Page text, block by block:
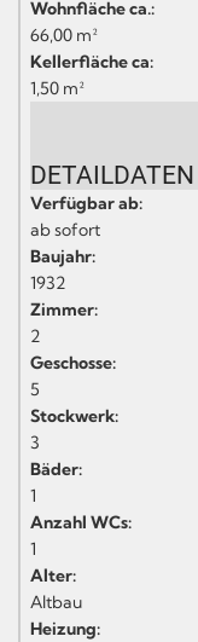
Wohnfläche ca.:
66,00 m²
Kellerfläche ca:
1,50 m²
DETAILDATEN
Verfügbar ab:
ab sofort
Baujahr:
1932
Zimmer:
2
Geschosse:
5
Stockwerk:
3
Bäder:
1
Anzahl WCs:
1
Alter:
Altbau
Heizung: